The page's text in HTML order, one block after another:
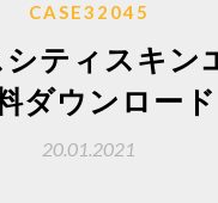
CASE32045
ティスキン
ダウンロード
20.01.2021